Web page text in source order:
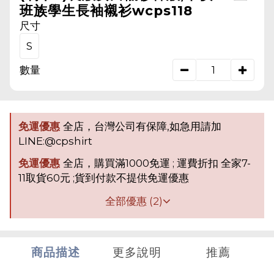
班族學生長袖襯衫wcps118
尺寸
S
數量
免運優惠 全店，台灣公司有保障,如急用請加
LINE:@cpshirt
免運優惠 全店，購買滿1000免運 ; 運費折扣 全家7-
11取貨60元 ;貨到付款不提供免運優惠
全部優惠 (2)
商品描述 更多說明 推薦